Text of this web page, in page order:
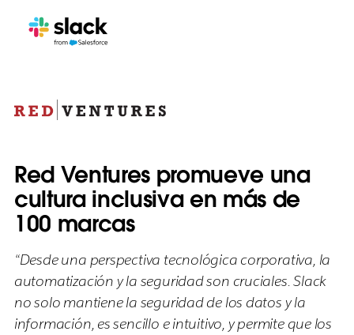
Red Ventures promueve una
cultura inclusiva en más de
100 marcas
“Desde una perspectiva tecnológica corporativa, la
automatización y la seguridad son cruciales. Slack
no solo mantiene la seguridad de los datos y la
información, es sencillo e intuitivo, y permite que los